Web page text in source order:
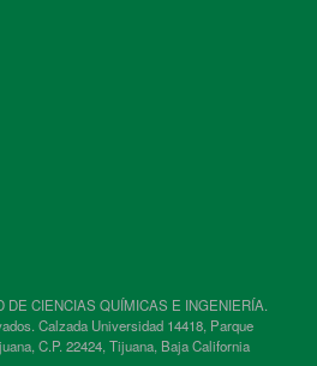
DE CIENCIAS QUÍMICAS E INGENIERÍA.
Calzada Universidad 14418, Parque
C.P. 22424, Tijuana, Baja California